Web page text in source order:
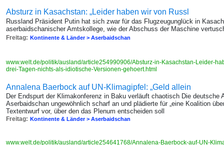
Absturz in Kasachstan: „Leider haben wir von Russl
Russland Präsident Putin hat sich zwar für das Flugzeugunglück in
aserbaidschanischer Amtskollege, wie der Abschuss der Maschine
Freitag: Kontinente & Länder > Aserbaidschan
www.welt.de/politik/ausland/article254990906/Absturz-in-Kasachstan-Leider-
drei-Tagen-nichts-als-idiotische-Versionen-gehoert.html
Annalena Baerbock auf UN-Klimagipfel: „Geld allein
Der Endspurt der Klimakonferenz in Baku verläuft chaotisch Die deutsche
Aserbaidschan ungewöhnlich scharf an und plädierte für „eine Koalition
Textentwurf vor, über den das Plenum entscheiden soll
Freitag: Kontinente & Länder > Aserbaidschan
www.welt.de/politik/ausland/article254641768/Annalena-Baerbock-auf-UN-